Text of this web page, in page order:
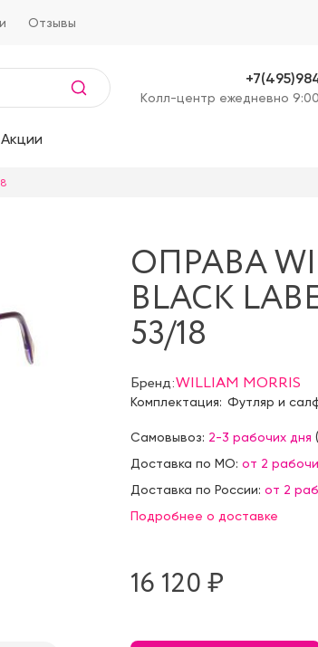
Отзывы
Kолл-центр ежедневно
Акции
ОПРАВА
BLACK
53/18
Бренд:WILLIAM MORRIS
Комплектация: Футляр и
Самовывоз: 2-3 рабочих дня (
Доставка по МО: от 2
Доставка по России: от 2
Подробнее о доставке
16 120 ₷